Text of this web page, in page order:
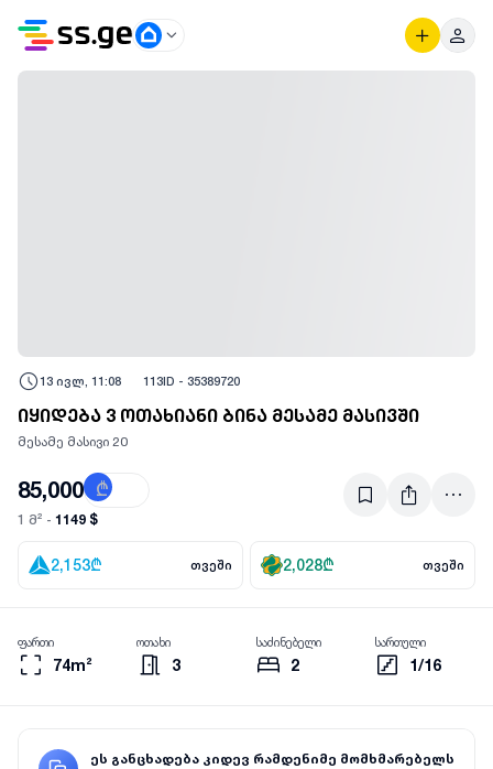
13 ივლ, 11:08 113ID - 35389720
იყიდება 3 ოთახიანი ბინა მესამე მასივში
მესამე მასივი 20
85,000 ₾
1 მ² - 1149 $
2,153₾ თვეში 2,028₾ თვეში
74m²
ფართი
3
ოთახი
2
საძინებელი
1/16
სართული
ეს განცხადება კიდევ რამდენიმე მომხმარებელს